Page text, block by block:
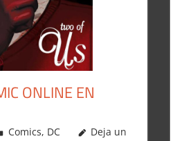
ONLINE EN
Carlitox Banana
Comics, DC
Deja un